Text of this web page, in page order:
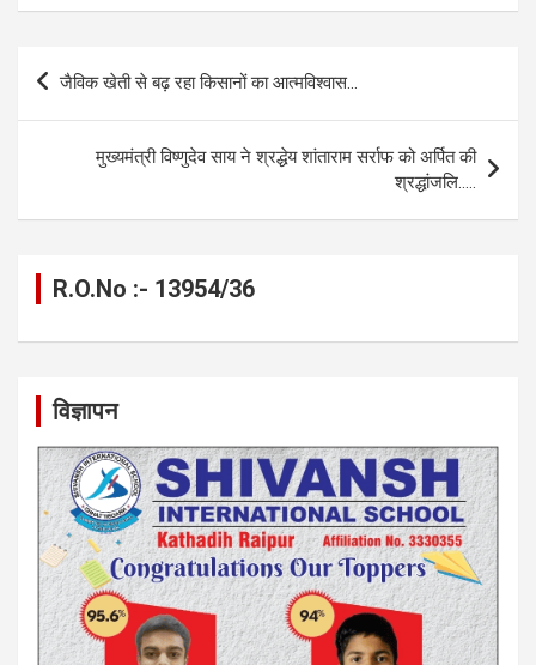
ce
b
o
o
se
n
g
er
at
A
p
p
e
a
m
ail py
k
ar
Post
जैविक खेती से बढ़ रहा किसानों का आत्मविश्वास…
मुख्यमंत्री विष्णुदेव साय ने श्रद्धेय शांताराम सर्राफ को अर्पित की
श्रद्धांजलि…..
R.O.No :- 13954/36
विज्ञापन